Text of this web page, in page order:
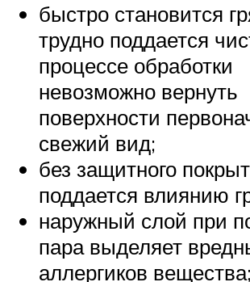
быстро становится
трудно поддается
процессе обработки
невозможно вернуть
поверхности
свежий вид;
без защитного
поддается влиянию
наружный слой при
пара выделяет
аллергиков вещества;